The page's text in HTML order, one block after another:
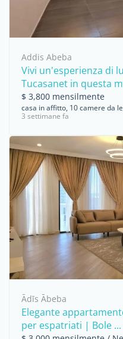
Addis Abeba
Vivi un'esperienza di
Tucasanet in questa
$ 3,800 mensilmente
casa in affitto, 10 camere da
3 settimane fa
Ādīs Ābeba
Elegante
per espatriati | Bole ...